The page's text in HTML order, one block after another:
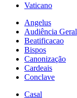
Vaticano
Angelus
Audiência Geral
Beatificacao
Bispos
Canonização
Cardeais
Conclave
Casal